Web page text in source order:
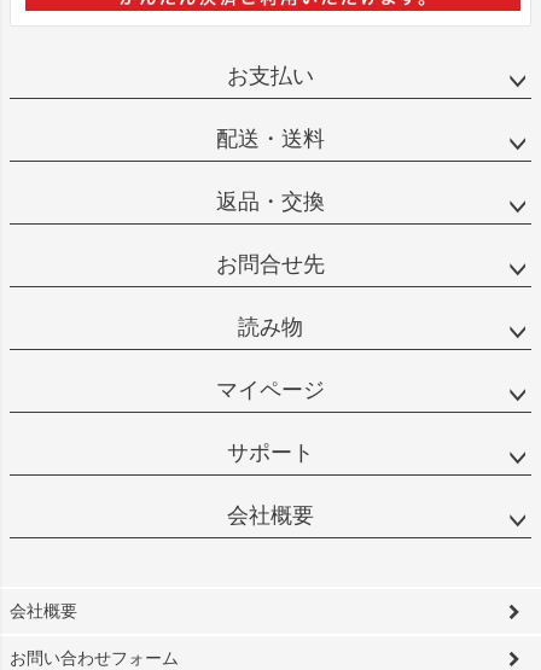
お支払い
配送・送料
返品・交換
お問合せ先
読み物
マイページ
サポート
会社概要
会社概要
お問い合わせフォーム